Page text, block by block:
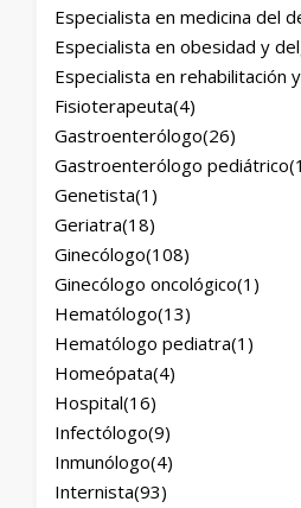
Especialista en medicina del
Especialista en obesidad y
Especialista en rehabilitación
Fisioterapeuta(4)
Gastroenterólogo(26)
Gastroenterólogo pediátrico
Genetista(1)
Geriatra(18)
Ginecólogo(108)
Ginecólogo oncológico(1)
Hematólogo(13)
Hematólogo pediatra(1)
Homeópata(4)
Hospital(16)
Infectólogo(9)
Inmunólogo(4)
Internista(93)